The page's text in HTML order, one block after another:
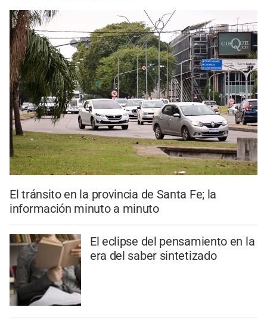
El tránsito en la provincia de Santa Fe; la
información minuto a minuto
El eclipse del pensamiento en la
era del saber sintetizado